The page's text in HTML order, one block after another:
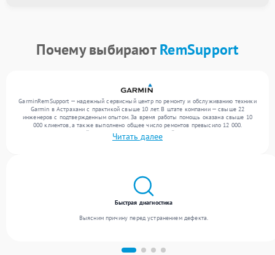
Почему выбираютRemSupport
GarminRemSupport — надежный сервисный центр по ремонту и обслуживанию техники
Garmin в Астрахани с практикой свыше 10 лет. В штате компании — свыше 22
инженеров с подтвержденным опытом. За время работы помощь оказана свыше 10
000 клиентов, а также выполнено общее число ремонтов превысило 12 000.
Ежемесячно в сервисный центр поступает от 300 устройств, включая , , . Мы работаем
с широким спектром неисправностей и поддерживаем высокий стандарт качества
Читать далее
Быстрая диагностика
Выясним причину перед устранением дефекта.